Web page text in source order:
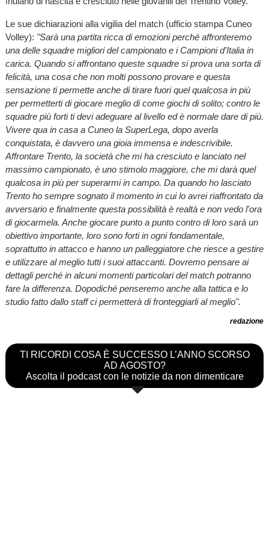
Le sue dichiarazioni alla vigilia del match (ufficio stampa Cuneo
Volley): "Sarà una partita ricca di emozioni perché affronteremo
una delle squadre migliori del campionato e i Campioni d'Italia in
carica. Quando si affrontano queste squadre si prova una sorta di
felicità, una cosa che non molti possono provare e questa
sensazione ti permette anche di tirare fuori quel qualcosa in più
per permetterti di giocare meglio di come giochi di solito; contro le
squadre più forti ti devi adeguare al livello ed è normale dare di più.
Vivere qua in casa a Cuneo la SuperLega, dopo averla
conquistata, è davvero una gioia immensa e indescrivibile.
Affrontare Trento, la società che mi ha cresciuto e lanciato nel
massimo campionato, è uno stimolo maggiore, che mi darà quel
qualcosa in più per superarmi in campo. Da quando ho lasciato
Trento ho sempre sognato il momento in cui lo avrei riaffrontato da
avversario e finalmente questa possibilità è realtà e non vedo l'ora
di giocarmela. Anche giocare punto a punto contro di loro sarà un
obiettivo importante, loro sono forti in ogni fondamentale,
soprattutto in attacco e hanno un palleggiatore che riesce a gestire
e utilizzare al meglio tutti i suoi attaccanti. Dovremo pensare ai
dettagli perché in alcuni momenti particolari del match potranno
fare la differenza. Dopodiché penseremo anche alla tattica e lo
studio fatto dallo staff ci permetterà di fronteggiarli al meglio".
redazione
TI RICORDI COSA È SUCCESSO L’ANNO SCORSO
AD AGOSTO?
Ascolta il podcast con le notizie da non dimenticare